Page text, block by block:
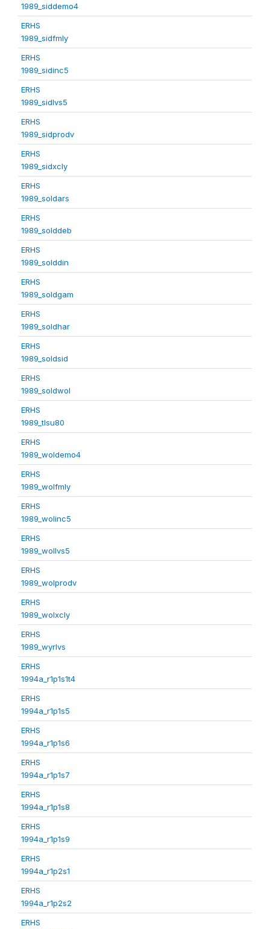
1989_siddemo4
ERHS
1989_sidfmly
ERHS
1989_sidinc5
ERHS
1989_sidlvs5
ERHS
1989_sidprodv
ERHS
1989_sidxcly
ERHS
1989_soldars
ERHS
1989_solddeb
ERHS
1989_solddin
ERHS
1989_soldgam
ERHS
1989_soldhar
ERHS
1989_soldsid
ERHS
1989_soldwol
ERHS
1989_tlsu80
ERHS
1989_woldemo4
ERHS
1989_wolfmly
ERHS
1989_wolinc5
ERHS
1989_wollvs5
ERHS
1989_wolprodv
ERHS
1989_wolxcly
ERHS
1989_wyrlvs
ERHS
1994a_r1p1s1t4
ERHS
1994a_r1p1s5
ERHS
1994a_r1p1s6
ERHS
1994a_r1p1s7
ERHS
1994a_r1p1s8
ERHS
1994a_r1p1s9
ERHS
1994a_r1p2s1
ERHS
1994a_r1p2s2
ERHS